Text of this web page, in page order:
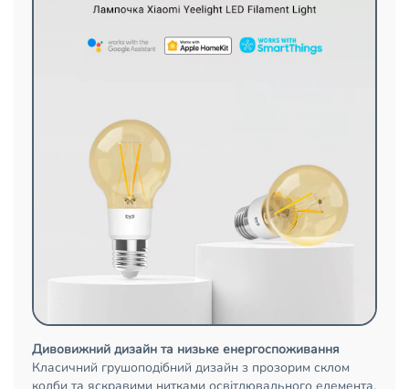
Дивовижний дизайн та низьке енергоспоживання
Класичний грушоподібний дизайн з прозорим склом